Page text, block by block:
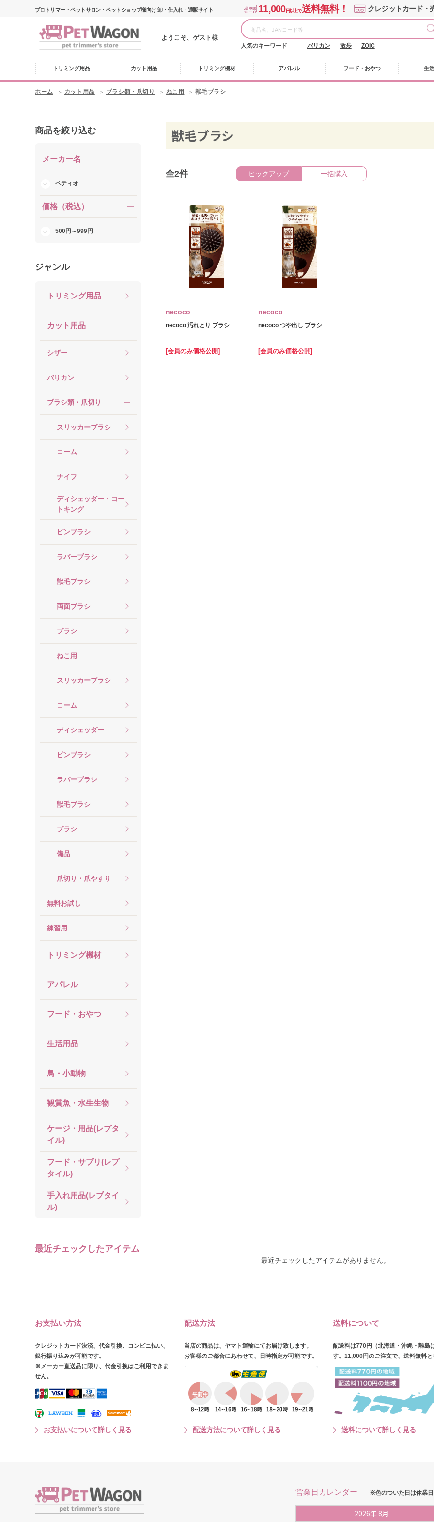
プロトリマー・ペットサロン・ペットショップ様向け 卸・仕入れ・通販サイト 11,000円以上で送料無料！ クレジットカード・
ようこそ、ゲスト様
人気のキーワード バリカン 散歩 ZOIC
トリミング用品 カット用品 トリミング機材 アパレル フード・おやつ 生
ホーム カット用品 ブラシ類・爪切り ねこ用 獣毛ブラシ
商品を絞り込む
メーカー名
ペティオ
価格（税込）
500円～999円
ジャンル
トリミング用品
カット用品
シザー
バリカン
ブラシ類・爪切り
スリッカーブラシ
コーム
ナイフ
ディシェッダー・コー
トキング
ピンブラシ
ラバーブラシ
獣毛ブラシ
両面ブラシ
ブラシ
ねこ用
スリッカーブラシ
コーム
ディシェッダー
ピンブラシ
ラバーブラシ
獣毛ブラシ
ブラシ
備品
爪切り・爪やすり
無料お試し
練習用
トリミング機材
アパレル
フード・おやつ
生活用品
鳥・小動物
観賞魚・水生生物
ケージ・用品(レプタ
イル)
フード・サプリ(レプ
タイル)
手入れ用品(レプタイ
ル)
獣毛ブラシ
全2件 ピックアップ 一括購入
necoco
necoco 汚れとり ブラシ
[会員のみ価格公開]
necoco
necoco つや出し ブラシ
[会員のみ価格公開]
最近チェックしたアイテム
最近チェックしたアイテムがありません。
お支払い方法
クレジットカード決済、代金引換、コンビニ払い、
銀行振り込みが可能です。
※メーカー直送品に限り、代金引換はご利用できま
せん。
お支払いについて詳しく見る
配送方法
当店の商品は、ヤマト運輸にてお届け致します。
お客様のご都合にあわせて、日時指定が可能です。
配送方法について詳しく見る
送料について
配送料は770円（北海道・沖縄・離島
す。11,000円のご注文で、送料無料と
送料について詳しく見る
営業日カレンダー ※色のついた日は休業日
2026年 8月